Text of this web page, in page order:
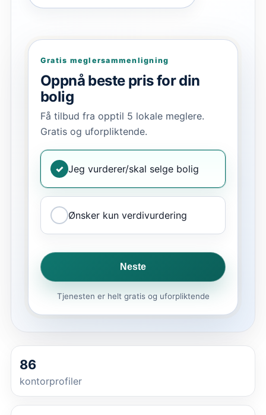
Gratis meglersammenligning
Oppnå beste pris for din
bolig
Få tilbud fra opptil 5 lokale meglere.
Gratis og uforpliktende.
✓ Jeg vurderer/skal selge bolig
Ønsker kun verdivurdering
Neste
Tjenesten er helt gratis og uforpliktende
86
kontorprofiler